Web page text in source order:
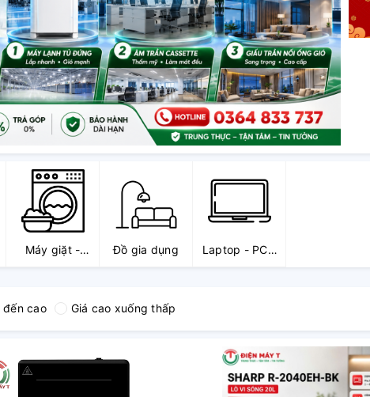
Máy giặt -
Máy sấy -
nóng
Đồ gia dụng
Laptop - PC -
Máy in - Phụ
đến cao Giá cao xuống thấp